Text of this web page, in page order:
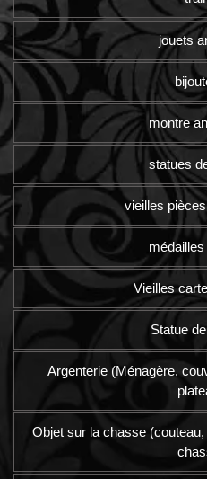
jouets
montre
statues
vieilles
Vieilles
Statue
Argenterie (Ménagère,
Objet sur la chasse